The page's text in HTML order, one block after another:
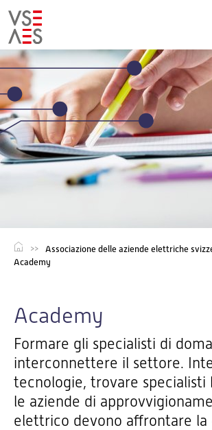
Salta
al
contenuto
principale
Associazione delle aziende elettriche
Academy
Academy
Formare gli specialisti di
interconnettere il settore.
tecnologie, trovare specialisti
le aziende di
elettrico devono affrontare la